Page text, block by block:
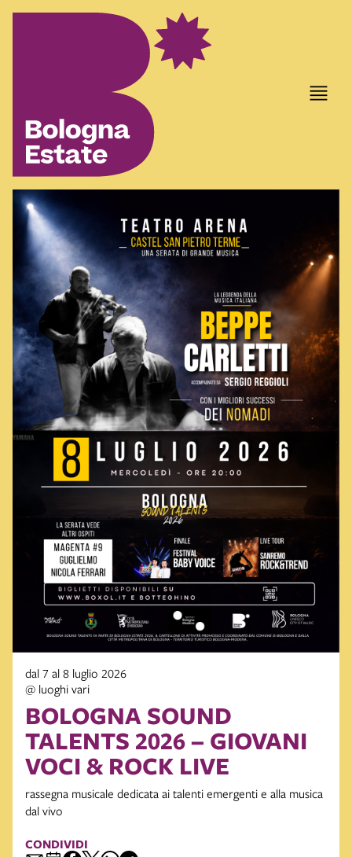
dal 7 al 8 luglio 2026
@ luoghi vari
BOLOGNA SOUND
TALENTS 2026 – GIOVANI
VOCI & ROCK LIVE
rassegna musicale dedicata ai talenti emergenti e alla musica
dal vivo
CONDIVIDI